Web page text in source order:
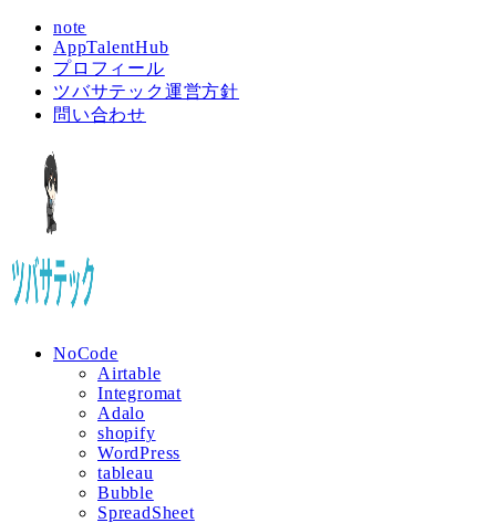
note
AppTalentHub
プロフィール
ツバサテック運営方針
問い合わせ
NoCode
Airtable
Integromat
Adalo
shopify
WordPress
tableau
Bubble
SpreadSheet